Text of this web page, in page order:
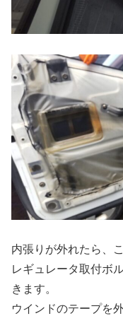
内張りが外れたら、
レギュレータ取付ボ
きます。
ウインドのテープを